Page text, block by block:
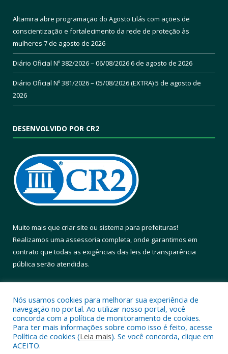
Altamira abre programação do Agosto Lilás com ações de
conscientização e fortalecimento da rede de proteção às
mulheres 7 de agosto de 2026
Diário Oficial Nº 382/2026 – 06/08/20266 de agosto de 2026
Diário Oficial Nº 381/2026 – 05/08/2026 (EXTRA)5 de agosto de
2026
DESENVOLVIDO POR CR2
Muito mais que criar site ou sistema para prefeituras!
Realizamos uma assessoria completa, onde garantimos em
contrato que todas as exigências das leis de transparência
pública serão atendidas.
Todos os direitos reservados a Prefeitura Municipal de Altamira.
Nós usamos cookies para melhorar sua experiência de
navegação no portal. Ao utilizar nosso portal, você
concorda com a política de monitoramento de cookies.
Para ter mais informações sobre como isso é feito, acesse
Política de cookies (Leia mais). Se você concorda, clique em
ACEITO.